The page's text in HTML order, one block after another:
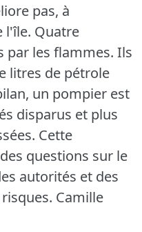
pas, à
l'île. Quatre
par les flammes. Ils
litres de pétrole
un pompier est
disparus et plus
Cette
questions sur le
autorités et des
Camille